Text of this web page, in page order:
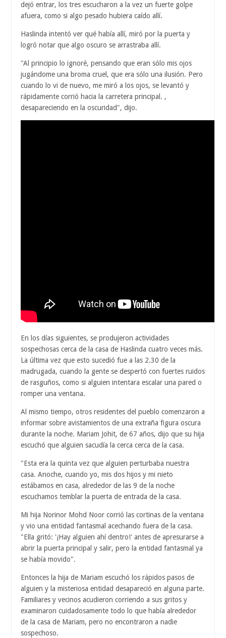
dejó entrar, los tres escucharon a la vez un fuerte golpe
afuera, como si algo pesado hubiera caído allí.
Haslinda intentó ver qué había allí, miró por la puerta y
logró notar que algo oscuro se arrastraba allí.
"Al principio lo ignoré, pensando que eran sólo mis ojos
jugándome una broma cruel, que era sólo una ilusión. Pero
cuando lo vi de nuevo, me miró a los ojos, se levantó y
rápidamente corrió hacia la carretera principal. ,
desapareciendo en la oscuridad", dijo.
En los días siguientes, se produjeron actividades
sospechosas cerca de la casa de Haslinda cuatro veces más.
La última vez que esto sucedió fue a las 2.30 de la
madrugada, cuando la gente se despertó con fuertes ruidos
de rasguños, como si alguien intentara escalar una pared o
romper una ventana.
Al mismo tiempo, otros residentes del pueblo comenzaron a
informar sobre avistamientos de una extraña figura oscura
durante la noche. Mariam Johit, de 67 años, dijo que su hija
escuchó que alguien sacudía la cerca cerca de la casa.
"Esta era la quinta vez que alguien perturbaba nuestra
casa. Anoche, cuando yo, mis dos hijos y mi nieto
estábamos en casa, alrededor de las 9 de la noche
escuchamos temblar la puerta de entrada de la casa.
Mi hija Norinor Mohd Noor corrió las cortinas de la ventana
y vio una entidad fantasmal acechando fuera de la casa.
"Ella gritó: '¡Hay alguien ahí dentro!' antes de apresurarse a
abrir la puerta principal y salir, pero la entidad fantasmal ya
se había movido".
Entonces la hija de Mariam escuchó los rápidos pasos de
alguien y la misteriosa entidad desapareció en alguna parte.
Familiares y vecinos acudieron corriendo a sus gritos y
examinaron cuidadosamente todo lo que había alrededor
de la casa de Mariam, pero no encontraron a nadie
sospechoso.